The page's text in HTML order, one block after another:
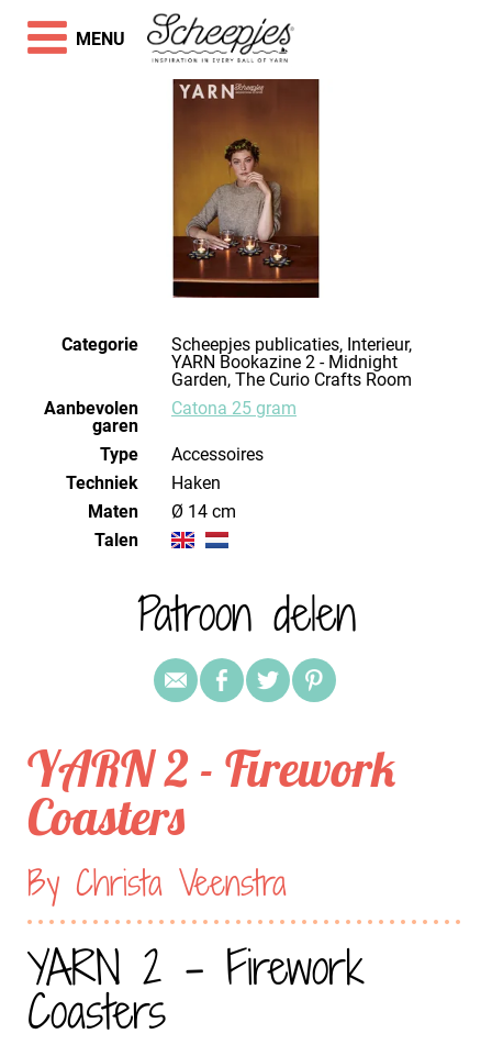
Categorie
Scheepjes publicaties, Interieur,
YARN Bookazine 2 - Midnight
Garden, The Curio Crafts Room
Aanbevolen
garen
Catona 25 gram
Type
Accessoires
Techniek
haken
Maten
Ø 14 cm
Talen
Patroon delen
YARN 2 - Firework
Coasters
By Christa Veenstra
YARN 2 - Firework
Coasters
MENU